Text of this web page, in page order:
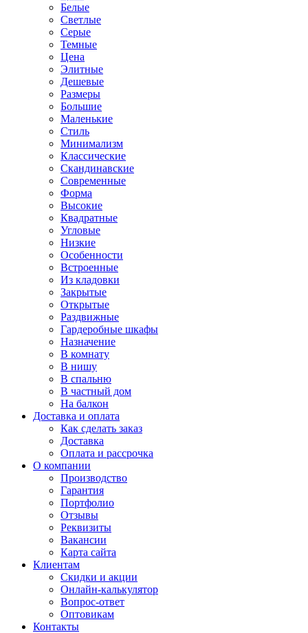
Белые
Светлые
Серые
Темные
Цена
Элитные
Дешевые
Размеры
Большие
Маленькие
Стиль
Минимализм
Классические
Скандинавские
Современные
Форма
Высокие
Квадратные
Угловые
Низкие
Особенности
Встроенные
Из кладовки
Закрытые
Открытые
Раздвижные
Гардеробные шкафы
Назначение
В комнату
В нишу
В спальню
В частный дом
На балкон
Доставка и оплата
Как сделать заказ
Доставка
Оплата и рассрочка
О компании
Производство
Гарантия
Портфолио
Отзывы
Реквизиты
Вакансии
Карта сайта
Клиентам
Скидки и акции
Онлайн-калькулятор
Вопрос-ответ
Оптовикам
Контакты